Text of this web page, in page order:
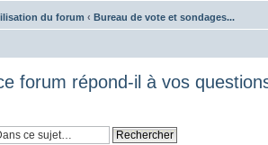
du forum ‹ Bureau de vote et sondages...
forum répond-il à vos